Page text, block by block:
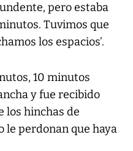
pero estaba
Tuvimos que
los espacios’.
10 minutos
y fue recibido
los hinchas de
le perdonan que haya